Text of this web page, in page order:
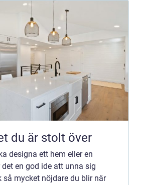
du är stolt över
designa ett hem eller en
en god ide att unna sig
så mycket nöjdare du blir när